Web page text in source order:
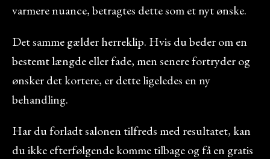
varmere nuance, betragtes dette som et nyt ønske.
Det samme gælder herreklip. Hvis du beder om en
bestemt længde eller fade, men senere fortryder og
ønsker det kortere, er dette ligeledes en ny
behandling.
Har du forladt salonen tilfreds med resultatet, kan
du ikke efterfølgende komme tilbage og få en gratis